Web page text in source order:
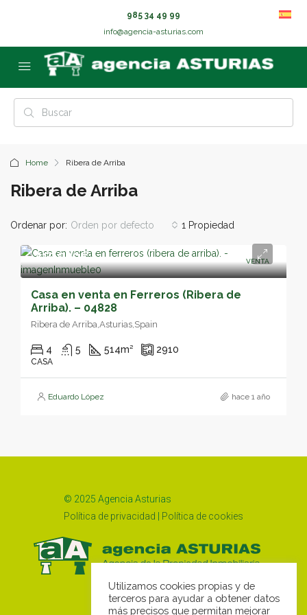
985 34 49 99
info@agencia-asturias.com
Home Ribera de Arriba
Ribera de Arriba
1 Propiedad
Ordenar por: Orden por defecto
VENTA
415,000€
Casa en venta en Ferreros (Ribera de
Arriba). – 04828
Ribera de Arriba,Asturias,Spain
4 5 514m² 2910
CASA
Eduardo López hace 1 año
© 2025 Agencia Asturias
Política de privacidad
Política de cookies
Utilizamos cookies propias y de
terceros para ayudar a obtener datos
más precisos que permitan mejorar